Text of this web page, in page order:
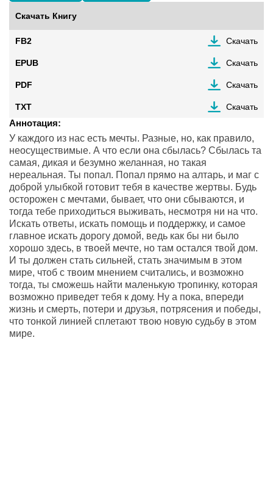
Скачать Книгу
FB2 Скачать
EPUB Скачать
PDF Скачать
TXT Скачать
Аннотация:
У каждого из нас есть мечты. Разные, но, как правило,
неосуществимые. А что если она сбылась? Сбылась та
самая, дикая и безумно желанная, но такая
нереальная. Ты попал. Попал прямо на алтарь, и маг с
доброй улыбкой готовит тебя в качестве жертвы. Будь
осторожен с мечтами, бывает, что они сбываются, и
тогда тебе приходиться выживать, несмотря ни на что.
Искать ответы, искать помощь и поддержку, и самое
главное искать дорогу домой, ведь как бы ни было
хорошо здесь, в твоей мечте, но там остался твой дом.
И ты должен стать сильней, стать значимым в этом
мире, чтоб с твоим мнением считались, и возможно
тогда, ты сможешь найти маленькую тропинку, которая
возможно приведет тебя к дому. Ну а пока, впереди
жизнь и смерть, потери и друзья, потрясения и победы,
что тонкой линией сплетают твою новую судьбу в этом
мире.